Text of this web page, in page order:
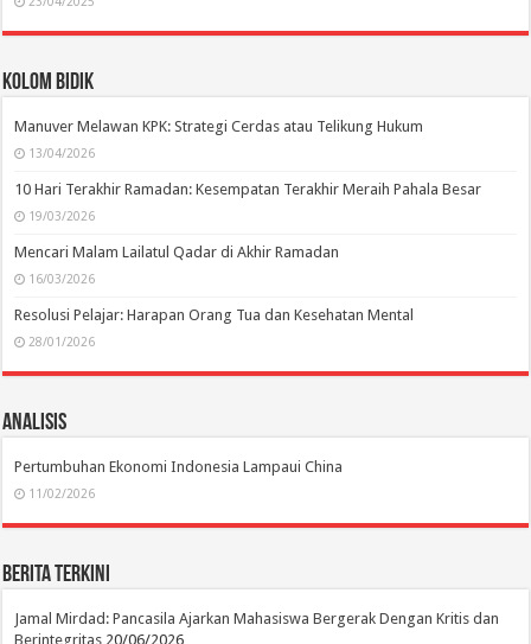
Kolom Bidik
Manuver Melawan KPK: Strategi Cerdas atau Telikung Hukum
13/04/2026
10 Hari Terakhir Ramadan: Kesempatan Terakhir Meraih Pahala Besar
19/03/2026
Mencari Malam Lailatul Qadar di Akhir Ramadan
16/03/2026
Resolusi Pelajar: Harapan Orang Tua dan Kesehatan Mental
28/01/2026
Analisis
Pertumbuhan Ekonomi Indonesia Lampaui China
11/02/2026
Berita Terkini
Jamal Mirdad: Pancasila Ajarkan Mahasiswa Bergerak Dengan Kritis dan
Berintegritas 20/06/2026